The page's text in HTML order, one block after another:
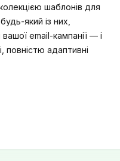
шаблонів для
який із них,
email-кампанії — і
повністю адаптивні